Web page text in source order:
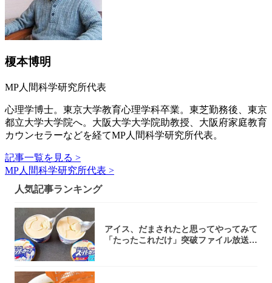
榎本博明
MP人間科学研究所代表
心理学博士。東京大学教育心理学科卒業。東芝勤務後、東京
都立大学大学院へ。大阪大学大学院助教授、大阪府家庭教育
カウンセラーなどを経てMP人間科学研究所代表。
記事一覧を見る >
MP人間科学研究所代表 >
人気記事ランキング
アイス、だまされたと思ってやってみて
「たったこれだけ」突破ファイル放送で